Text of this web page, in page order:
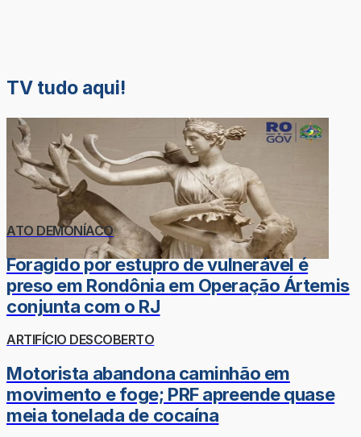
TV tudo aqui!
ATO DEMONÍACO
Foragido por estupro de vulnerável é
preso em Rondônia em Operação Ártemis
conjunta com o RJ
ARTIFÍCIO DESCOBERTO
Motorista abandona caminhão em
movimento e foge; PRF apreende quase
meia tonelada de cocaína